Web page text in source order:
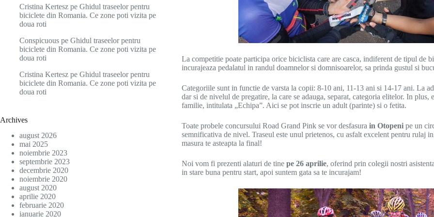
La competitie poate participa orice biciclista care are casca, indiferent de tipul de
incurajeaza pedalatul in randul doamnelor si domnisoarelor, sa prinda gustul si
Categoriile sunt in functie de varsta la copii: 8-10 ani, 11-13 ani si 14-17 ani. La
dar si de nivelul de pregatire, la care se adauga, separat, categoria elitelor. In plus,
familie, intitulata „Echipa”. Aici se pot inscrie un adult (parinte) si o fetita.
Toate probele concursului Road Grand Pink se vor desfasura in Otopenipe un
semnificativa de nivel. Traseul este unul prietenos, cu asfalt excelent pentru rulaj
masura te asteapta la final!
Noi vom fi prezenti alaturi de tine pe 26 aprilie, oferind prin colegii nostri
in stare buna pentru start, apoi suntem gata sa te incurajam!
Cristina Kertesz pe Ghidul traseelor pentru
biciclete din Romania. Ce zone poti vizita pe
doua roti
Conspicuous pe Ghidul traseelor pentru
biciclete din Romania. Ce zone poti vizita pe
doua roti
Cristina Kertesz pe Ghidul traseelor pentru
biciclete din Romania. Ce zone poti vizita pe
doua roti
Archives
august 2026
mai 2025
noiembrie 2023
septembrie 2023
decembrie 2020
noiembrie 2020
august 2020
aprilie 2020
februarie 2020
ianuarie 2020